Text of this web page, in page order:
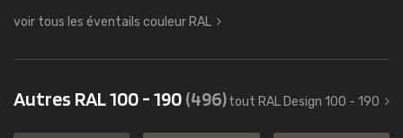
voir tous les éventails couleur RAL
Autres RAL 100 - 190(496)tout RAL Design 100 - 190